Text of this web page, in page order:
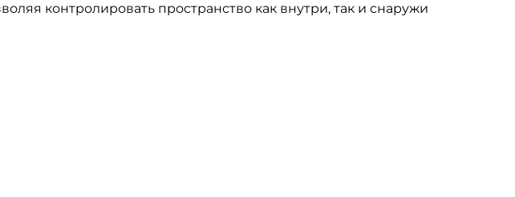
контролировать пространство как внутри, так и снаружи